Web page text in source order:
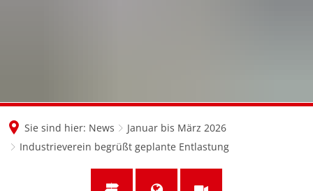
Sie sind hier: News
Januar bis März 2026
Industrieverein begrüßt geplante Entlastung